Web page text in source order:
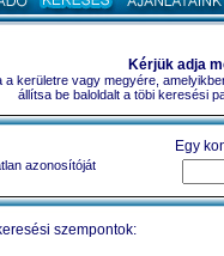
Kérjük adja
a kerületre vagy megyére,
állítsa be baloldalt a töbi keresési
Egy
azonosítóját
szempontok: